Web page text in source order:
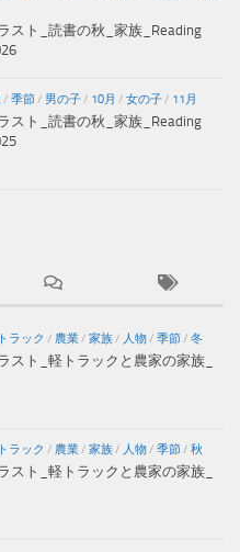
スト_読書の秋_家族_Reading
/ 季節/ 男の子/ 10月 / 女の子/ 11月
スト_読書の秋_家族_Reading
ラック / 農業/ 家族/ 人物/ 季節/ 冬
スト_軽トラックと農家の家族_
ラック / 農業/ 家族/ 人物/ 季節/ 秋
スト_軽トラックと農家の家族_